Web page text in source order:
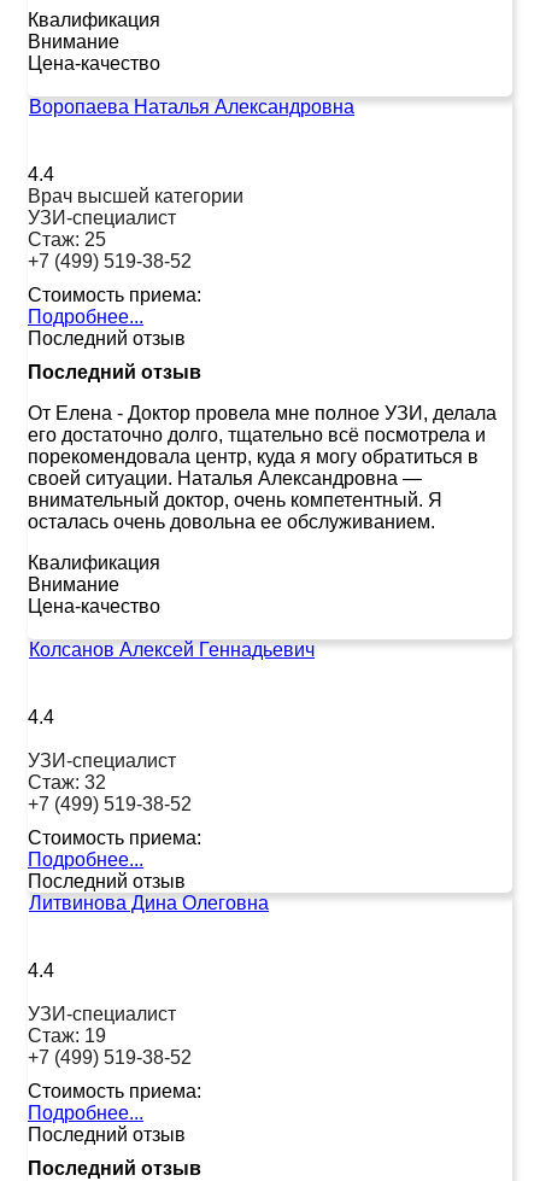
Квалификация
Внимание
Цена-качество
Воропаева Наталья Александровна
4.4
Врач высшей категории
УЗИ-специалист
Стаж: 25
+7 (499) 519-38-52
Стоимость приема:
Подробнее...
Последний отзыв
Последний отзыв
От Елена - Доктор провела мне полное УЗИ, делала
его достаточно долго, тщательно всё посмотрела и
порекомендовала центр, куда я могу обратиться в
своей ситуации. Наталья Александровна —
внимательный доктор, очень компетентный. Я
осталась очень довольна ее обслуживанием.
Квалификация
Внимание
Цена-качество
Колсанов Алексей Геннадьевич
4.4
УЗИ-специалист
Стаж: 32
+7 (499) 519-38-52
Стоимость приема:
Подробнее...
Последний отзыв
Литвинова Дина Олеговна
4.4
УЗИ-специалист
Стаж: 19
+7 (499) 519-38-52
Стоимость приема:
Подробнее...
Последний отзыв
Последний отзыв